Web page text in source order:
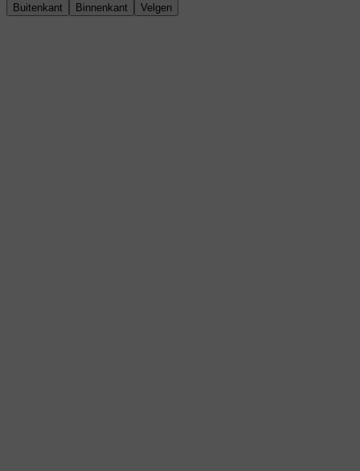
Buitenkant Binnenkant Velgen